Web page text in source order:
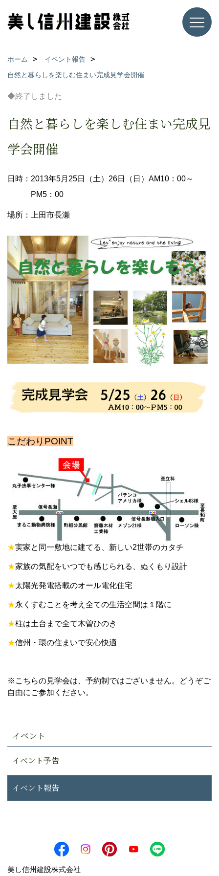
ホーム
イベント報告
自然と暮らしを楽しむ住まい完成見学会開催
◆終了しました
自然と暮らしを楽しむ住まい完成見
学会開催
日時：2013年5月25日（土）26日（日）AM10：00～
PM5：00
場所：上田市長瀬
こだわりPOINT
★実家と同一敷地に建てる、新しい2世帯のカタチ
★家族の気配をいつでも感じられる、ぬくもり設計
★太陽光発電搭載のオール電化住宅
★永くすむことを考え 全ての生活空間は１階に
★柱は土台まで全て木曽ひのき
★信州・環の住まいで安心快適
※こちらの見学会は、予約制ではございません。どうぞご
自由にご参加ください。
イベント
イベント予告
イベント報告
美し信州建設株式会社